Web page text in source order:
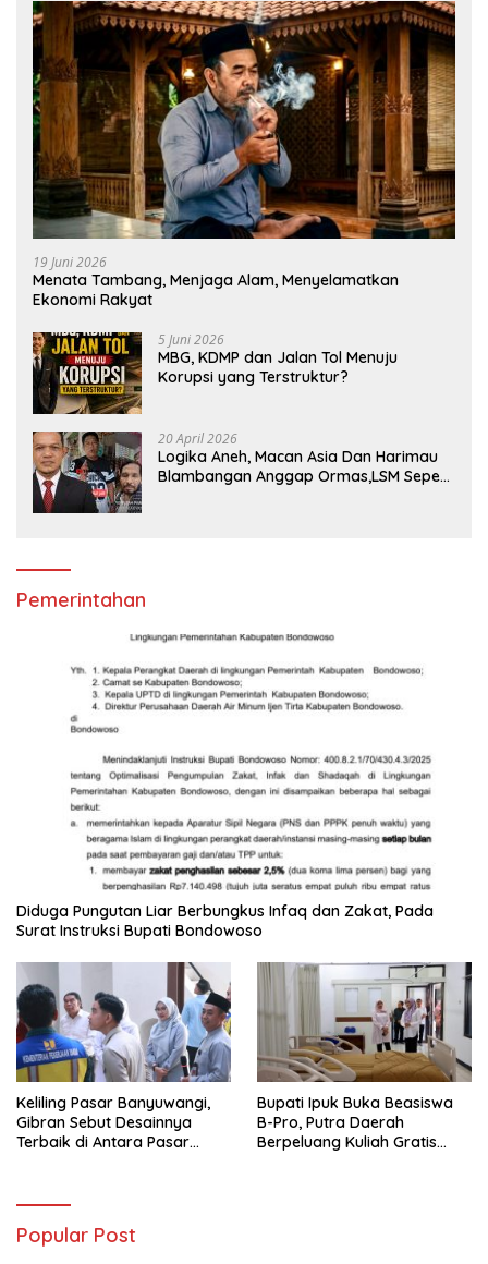
19 Juni 2026
Menata Tambang, Menjaga Alam, Menyelamatkan
Ekonomi Rakyat
5 Juni 2026
MBG, KDMP dan Jalan Tol Menuju
Korupsi yang Terstruktur?
20 April 2026
Logika Aneh, Macan Asia Dan Harimau
Blambangan Anggap Ormas,LSM Seperti
Pemerintahan
Diduga Pungutan Liar Berbungkus Infaq dan Zakat, Pada
Surat Instruksi Bupati Bondowoso
Keliling Pasar Banyuwangi,
Gibran Sebut Desainnya
Terbaik di Antara Pasar
Bupati Ipuk Buka Beasiswa
B-Pro, Putra Daerah
Berpeluang Kuliah Gratis
Popular Post